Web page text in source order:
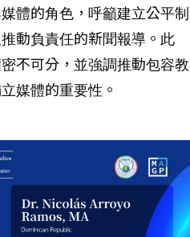
體的角色，呼籲建立公平制
動負責任的新聞報導。此
不可分，並強調推動包容教
媒體的重要性。